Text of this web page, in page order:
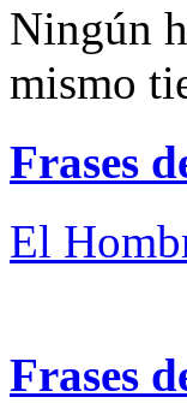
Ningún
mismo
Frases
El
Frases